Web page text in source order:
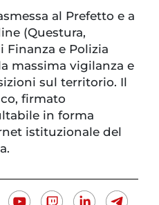
al Prefetto e a
(Questura,
Finanza e Polizia
massima vigilanza e
sul territorio. Il
firmato
in forma
istituzionale del